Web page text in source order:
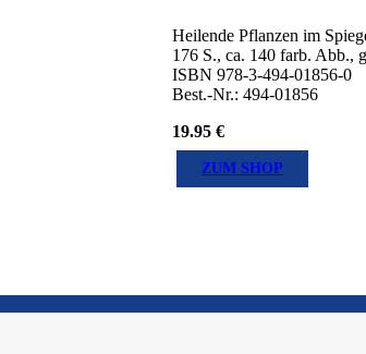
Heilende Pflanzen im
176 S., ca. 140 farb. Abb.,
ISBN 978-3-494-01856-0
Best.-Nr.: 494-01856
19.95€
ZUM SHOP